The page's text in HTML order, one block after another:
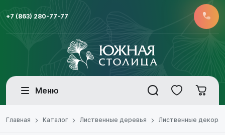
+7 (863) 280-77-77
Меню
Главная Каталог Лиственные деревья Лиственные